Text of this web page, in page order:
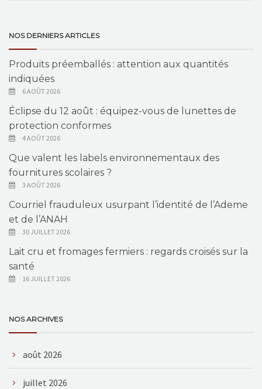
NOS DERNIERS ARTICLES
Produits préemballés : attention aux quantités
indiquées
6 AOÛT 2026
Éclipse du 12 août : équipez-vous de lunettes de
protection conformes
4 AOÛT 2026
Que valent les labels environnementaux des
fournitures scolaires ?
3 AOÛT 2026
Courriel frauduleux usurpant l’identité de l’Ademe
et de l’ANAH
30 JUILLET 2026
Lait cru et fromages fermiers : regards croisés sur la
santé
16 JUILLET 2026
NOS ARCHIVES
août 2026
juillet 2026